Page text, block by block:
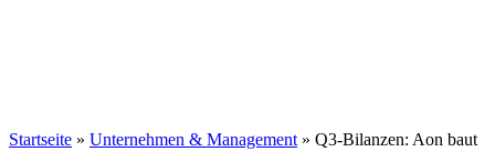
Startseite » Unternehmen & Management » Q3-Bilanzen: Aon baut